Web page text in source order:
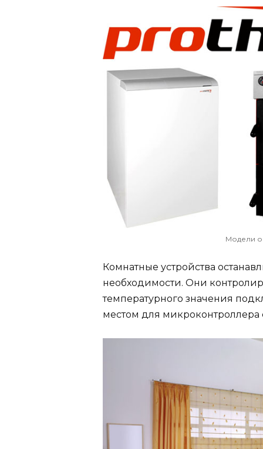
Модели
Комнатные устройства
необходимости. Они
температурного значения
местом для микроконтроллера